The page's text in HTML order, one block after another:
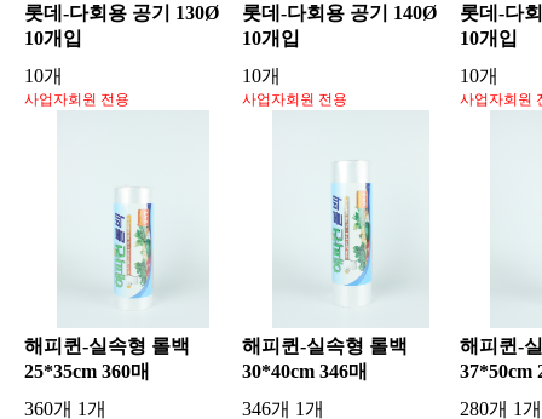
롯데-다회용 공기 130Ø
10개입
10개
사업자회원 전용
롯데-다회용 공기 140Ø
10개입
10개
사업자회원 전용
롯데-다
10개입
10개
사업자회원
해피퀸-실속형 롤백
25*35cm 360매
360개 1개
해피퀸-실속형 롤백
30*40cm 346매
346개 1개
해피퀸-
37*50cm
280개 1개